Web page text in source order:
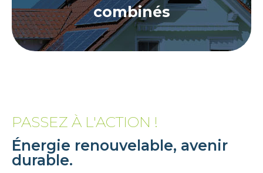
combinés
PASSEZ À L'ACTION !
Énergie renouvelable, avenir
durable.